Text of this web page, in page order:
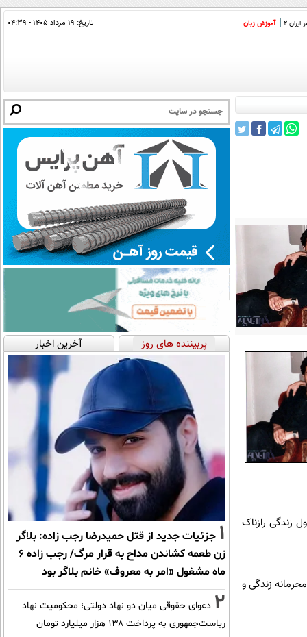
2 آموزش زبان تاریخ: ۱۹ مرداد ۱۴۰۵ - ۰۴:۳۹
زندگی رازناک
زندگی و
پربیننده های روز آخرین اخبار
1 جزئیات جدید از قتل حمیدرضا رجب زاده: بلاگر
زن طعمه کشاندن مداح به قرار مرگ/ رجب زاده 6
ماه مشغول «امر به معروف» خانم بلاگر بود
2 دعوای حقوقی میان دو نهاد دولتی؛ محکومیت نهاد
ریاست‌جمهوری به پرداخت ۱۳۸ هزار میلیارد تومان